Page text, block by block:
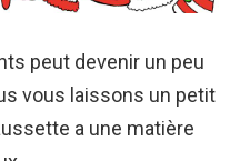
peut devenir un peu
vous laissons un petit
a une matière